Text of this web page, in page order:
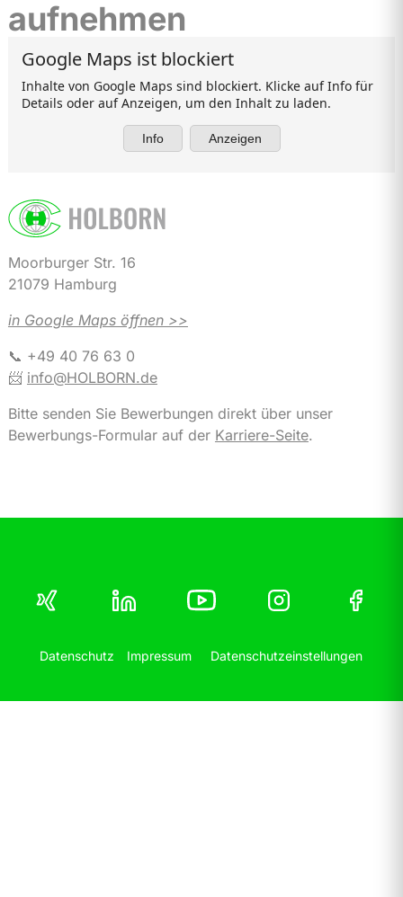
aufnehmen
Moorburger Str. 16
21079 Hamburg
in Google Maps öffnen >>
📞 +49 40 76 63 0
📨 info@HOLBORN.de
Bitte senden Sie Bewerbungen direkt über unser
Bewerbungs-Formular auf der Karriere-Seite.
Navigation
Datenschutz Impressum Datenschutzeinstellungen
Navigation
überspringen